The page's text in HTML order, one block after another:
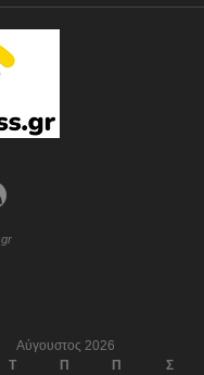
Αύγουστος 2026
Τ Π Π
Σ